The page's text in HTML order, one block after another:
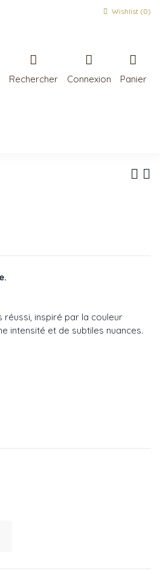
Wishlist (0)
Rechercher Connexion Panier
réussi, inspiré par la couleur
intensité et de subtiles nuances.